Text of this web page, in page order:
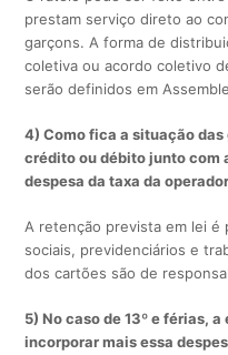
prestam serviço direto ao
garçons. A forma de
coletiva ou acordo coletivo
serão definidos em
4) Como fica a situação
crédito ou débito junto com
despesa da taxa da
A retenção prevista em lei é
sociais, previdenciários e
dos cartões são de
5) No caso de 13º e férias,
incorporar mais essa